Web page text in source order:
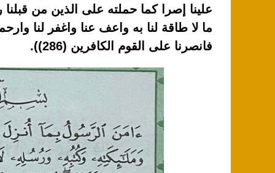
علينا إصرا كما حملته على الذين من قبلنا
ما لا طاقة لنا به واعف عنا واغفر لنا
فانصرنا على القوم الكافرين (286)).